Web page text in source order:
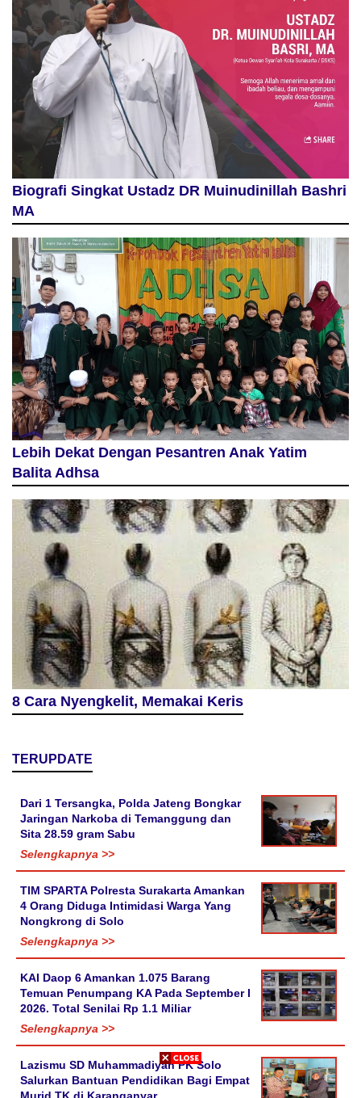
Biografi Singkat Ustadz DR Muinudinillah Bashri
MA
Lebih Dekat Dengan Pesantren Anak Yatim
Balita Adhsa
8 Cara Nyengkelit, Memakai Keris
TERUPDATE
Dari 1 Tersangka, Polda Jateng Bongkar
Jaringan Narkoba di Temanggung dan
Sita 28.59 gram Sabu
Selengkapnya >>
TIM SPARTA Polresta Surakarta Amankan
4 Orang Diduga Intimidasi Warga Yang
Nongkrong di Solo
Selengkapnya >>
KAI Daop 6 Amankan 1.075 Barang
Temuan Penumpang KA Pada September I
2026. Total Senilai Rp 1.1 Miliar
Selengkapnya >>
Lazismu SD Muhammadiyah PK Solo
Salurkan Bantuan Pendidikan Bagi Empat